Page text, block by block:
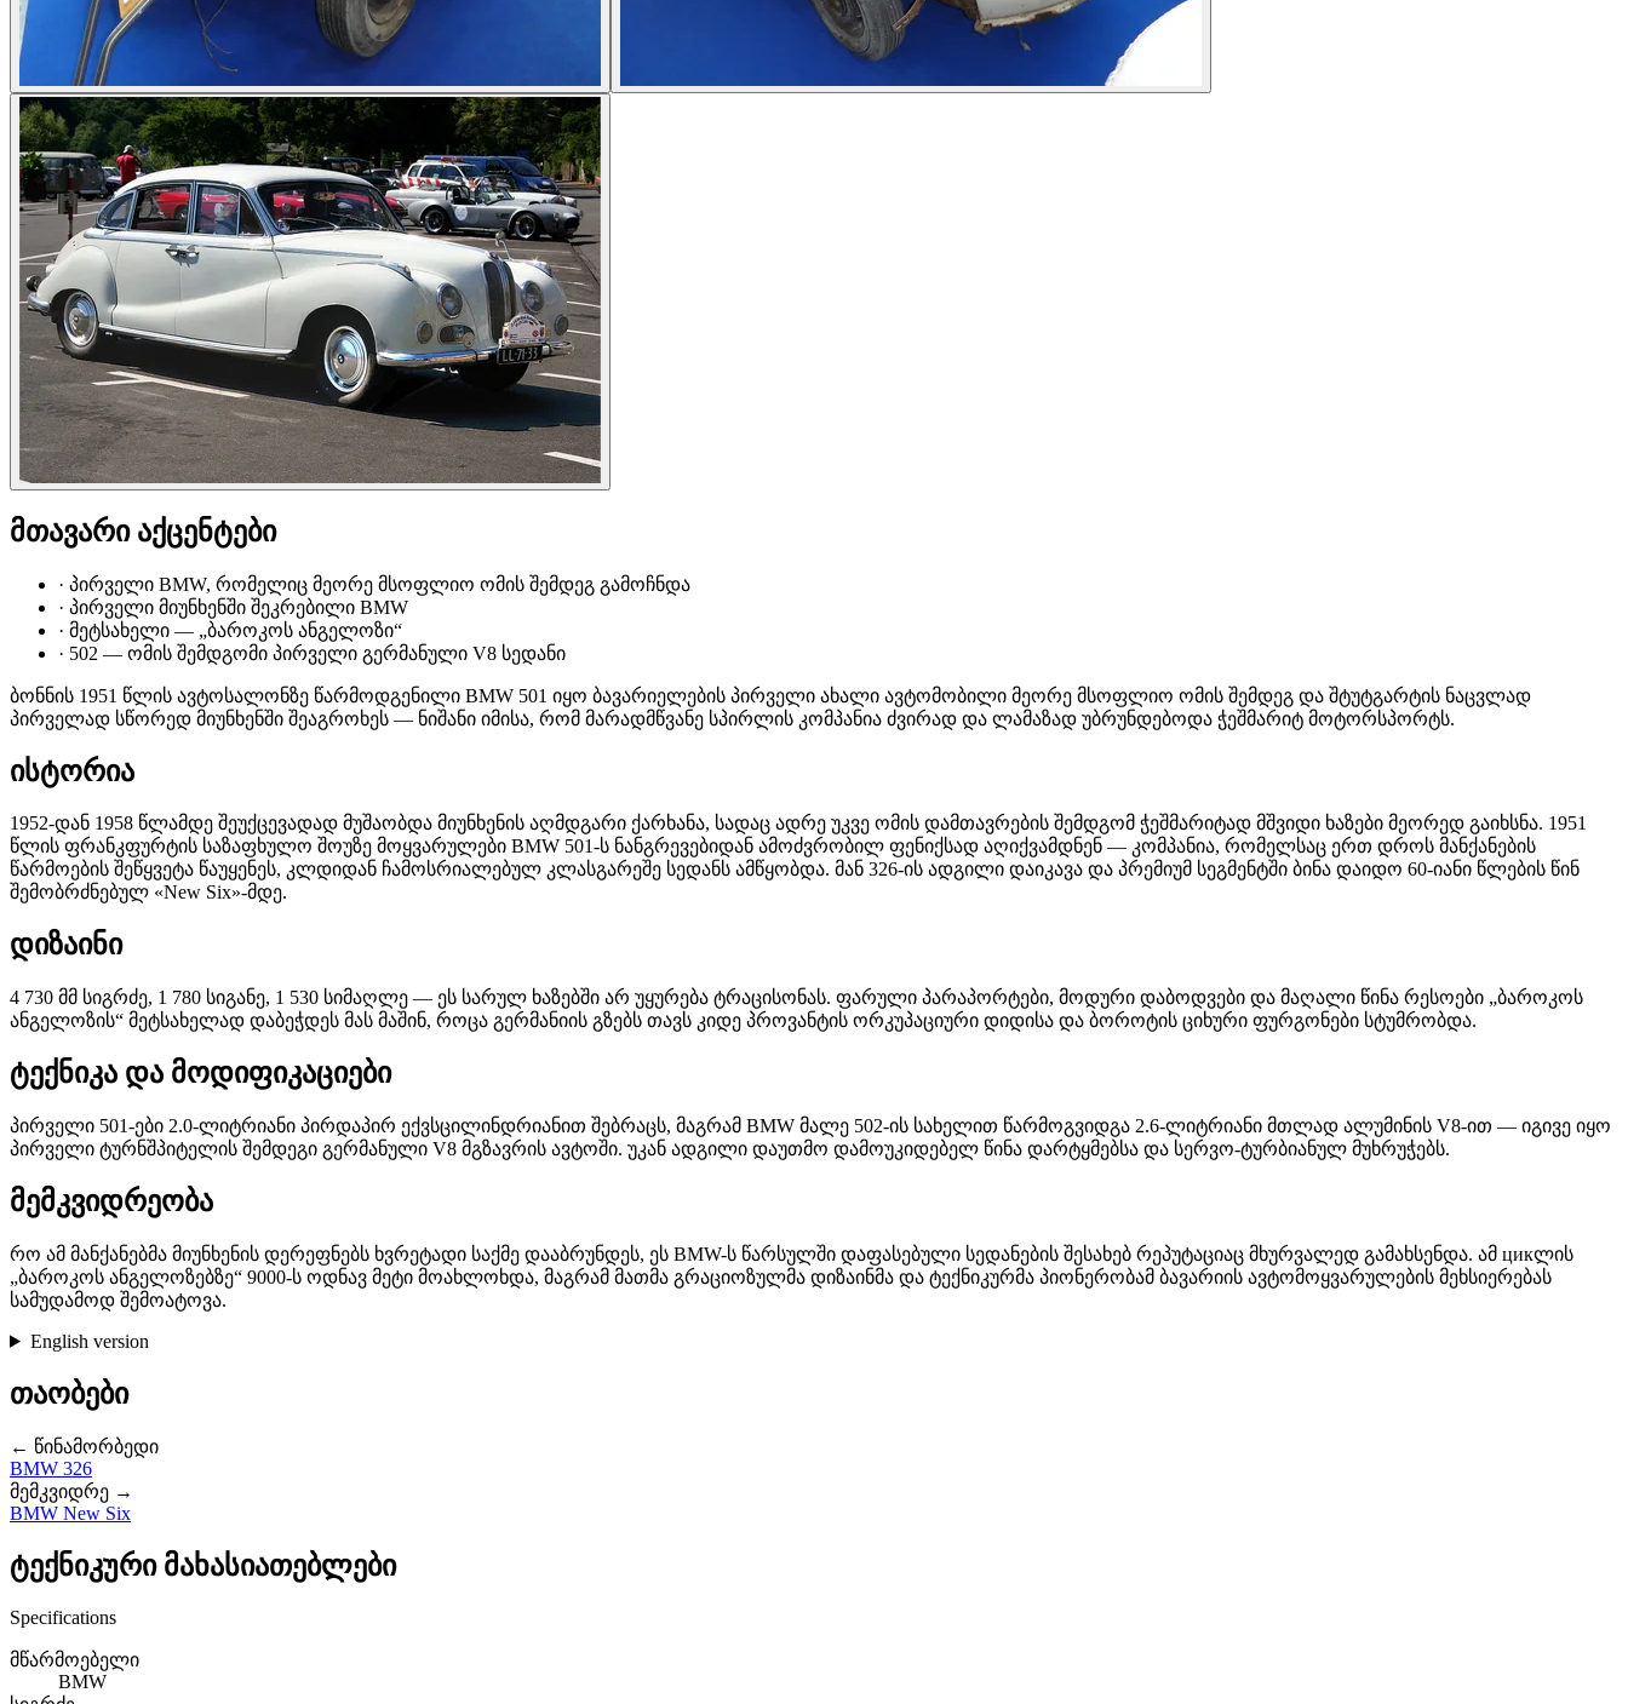
მთავარი აქცენტები
· პირველი BMW, რომელიც მეორე მსოფლიო ომის შემდეგ გამოჩნდა
· პირველი მიუნხენში შეკრებილი BMW
· მეტსახელი — „ბაროკოს ანგელოზი“
· 502 — ომის შემდგომი პირველი გერმანული V8 სედანი
ბონნის 1951 წლის ავტოსალონზე წარმოდგენილი BMW 501 იყო ბავარიელების პირველი ახალი ავტომობილი მეორე მსოფლიო ომის შემდეგ და შტუტგარტის ნაცვლად
პირველად სწორედ მიუნხენში შეაგროხეს — ნიშანი იმისა, რომ მარადმწვანე სპირლის კომპანია ძვირად და ლამაზად უბრუნდებოდა ჭეშმარიტ მოტორსპორტს.
ისტორია
1952-დან 1958 წლამდე შეუქცევადად მუშაობდა მიუნხენის აღმდგარი ქარხანა, სადაც ადრე უკვე ომის დამთავრების შემდგომ ჭეშმარიტად მშვიდი ხაზები მეორედ გაიხსნა. 1951
წლის ფრანკფურტის საზაფხულო შოუზე მოყვარულები BMW 501-ს ნანგრევებიდან ამოძვრობილ ფენიქსად აღიქვამდნენ — კომპანია, რომელსაც ერთ დროს მანქანების
წარმოების შეწყვეტა წაუყენეს, კლდიდან ჩამოსრიალებულ კლასგარეშე სედანს ამწყობდა. მან 326-ის ადგილი დაიკავა და პრემიუმ სეგმენტში ბინა დაიდო 60-იანი წლების წინ
შემობრძნებულ «New Six»-მდე.
დიზაინი
4 730 მმ სიგრძე, 1 780 სიგანე, 1 530 სიმაღლე — ეს სარულ ხაზებში არ უყურება ტრაცისონას. ფარული პარაპორტები, მოდური დაბოდვები და მაღალი წინა რესოები „ბაროკოს
ანგელოზის“ მეტსახელად დაბეჭდეს მას მაშინ, როცა გერმანიის გზებს თავს კიდე პროვანტის ორკუპაციური დიდისა და ბოროტის ციხური ფურგონები სტუმრობდა.
ტექნიკა და მოდიფიკაციები
პირველი 501-ები 2.0-ლიტრიანი პირდაპირ ექვსცილინდრიანით შებრაცს, მაგრამ BMW მალე 502-ის სახელით წარმოგვიდგა 2.6-ლიტრიანი მთლად ალუმინის V8-ით — იგივე იყო
პირველი ტურნშპიტელის შემდეგი გერმანული V8 მგზავრის ავტოში. უკან ადგილი დაუთმო დამოუკიდებელ წინა დარტყმებსა და სერვო-ტურბიანულ მუხრუჭებს.
მემკვიდრეობა
რო ამ მანქანებმა მიუნხენის დერეფნებს ხვრეტადი საქმე დააბრუნდეს, ეს BMW-ს წარსულში დაფასებული სედანების შესახებ რეპუტაციაც მხურვალედ გამახსენდა. ამ цикლის
„ბაროკოს ანგელოზებზე“ 9000-ს ოდნავ მეტი მოახლოხდა, მაგრამ მათმა გრაციოზულმა დიზაინმა და ტექნიკურმა პიონერობამ ბავარიის ავტომოყვარულების მეხსიერებას
სამუდამოდ შემოატოვა.
English version
თაობები
← წინამორბედი
BMW 326
მემკვიდრე →
BMW New Six
ტექნიკური მახასიათებლები
Specifications
მწარმოებელი
BMW